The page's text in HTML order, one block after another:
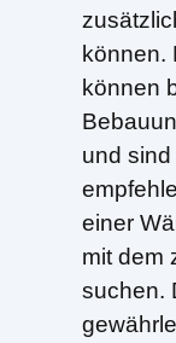
können.
können
und
einer
mit dem
suchen.